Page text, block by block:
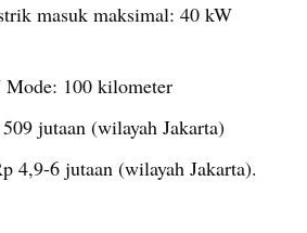
masuk maksimal: 40 kW
Mode: 100 kilometer
jutaan (wilayah Jakarta)
4,9-6 jutaan (wilayah Jakarta).